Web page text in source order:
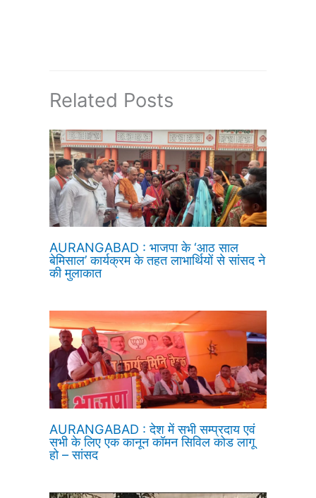
Related Posts
AURANGABAD : भाजपा के ‘आठ साल
बेमिसाल’ कार्यक्रम के तहत लाभार्थियों से सांसद ने
की मुलाकात
AURANGABAD : देश में सभी सम्प्रदाय एवं
सभी के लिए एक कानून कॉमन सिविल कोड लागू
हो – सांसद